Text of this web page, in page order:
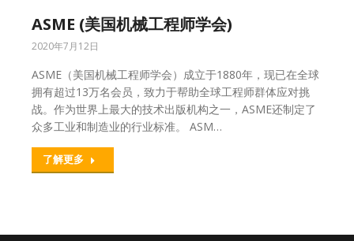
ASME (美国机械工程师学会)
2020年7月12日
ASME（美国机械工程师学会）成立于1880年，现已在全球
拥有超过13万名会员，致力于帮助全球工程师群体应对挑
战。作为世界上最大的技术出版机构之一，ASME还制定了
众多工业和制造业的行业标准。 ASM…
了解更多